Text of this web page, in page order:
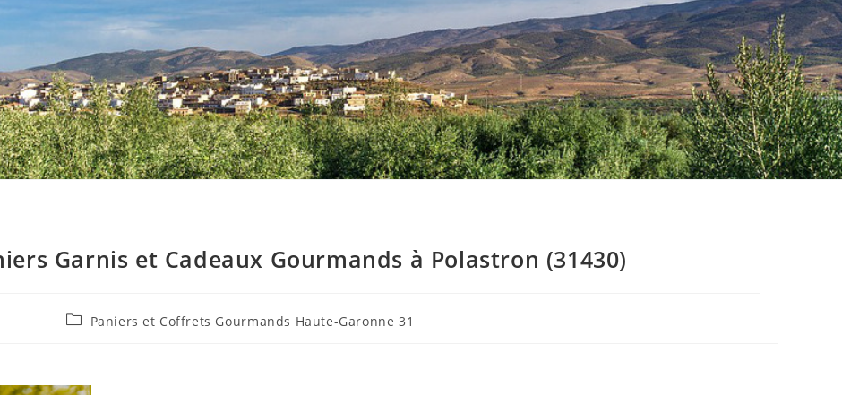
Garnis et Cadeaux Gourmands à Polastron (31430)
Paniers et Coffrets Gourmands Haute-Garonne 31